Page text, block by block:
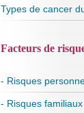
Types de cancer
Facteurs de
- Risques
- Risques familiaux